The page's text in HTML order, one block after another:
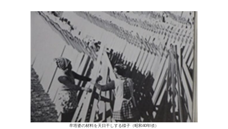
卒塔婆の材料を天日干しする様子（昭和40年頃）